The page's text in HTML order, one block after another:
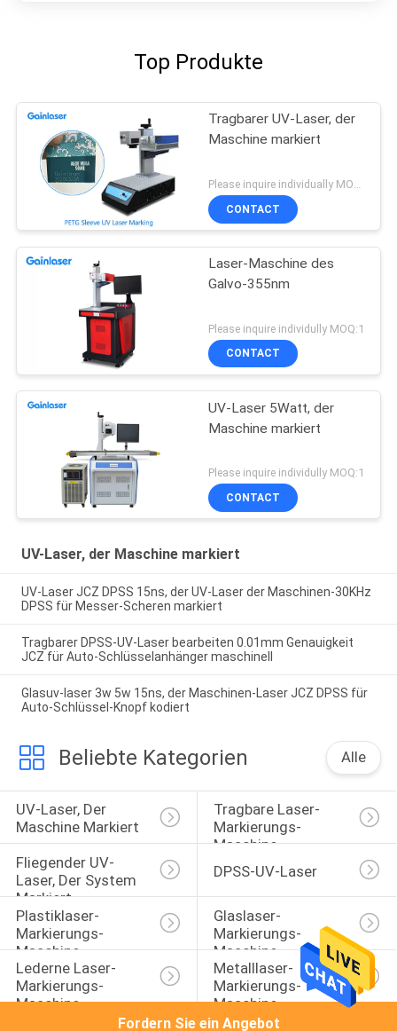
Top Produkte
Tragbarer UV-Laser, der
Maschine markiert
CONTACT
Laser-Maschine des
Galvo-355nm
Please inquire individully MOQ:1
CONTACT
UV-Laser 5Watt, der
Maschine markiert
Please inquire individully MOQ:1
CONTACT
UV-Laser, der Maschine markiert
UV-Laser JCZ DPSS 15ns, der UV-Laser der Maschinen-30KHz
DPSS für Messer-Scheren markiert
Tragbarer DPSS-UV-Laser bearbeiten 0.01mm Genauigkeit
JCZ für Auto-Schlüsselanhänger maschinell
Glasuv-laser 3w 5w 15ns, der Maschinen-Laser JCZ DPSS für
Auto-Schlüssel-Knopf kodiert
Beliebte Kategorien Alle
UV-Laser, Der
Maschine Markiert
Tragbare Laser-
Markierungs-
Maschine
Fliegender UV-
Laser, Der System
Markiert
DPSS-UV-Laser
Plastiklaser-
Markierungs-
Maschine
Glaslaser-
Markierungs-
Maschine
Lederne Laser-
Markierungs-
Maschine
Metalllaser-
Markierungs-
Maschine
Fordern Sie ein Angebot